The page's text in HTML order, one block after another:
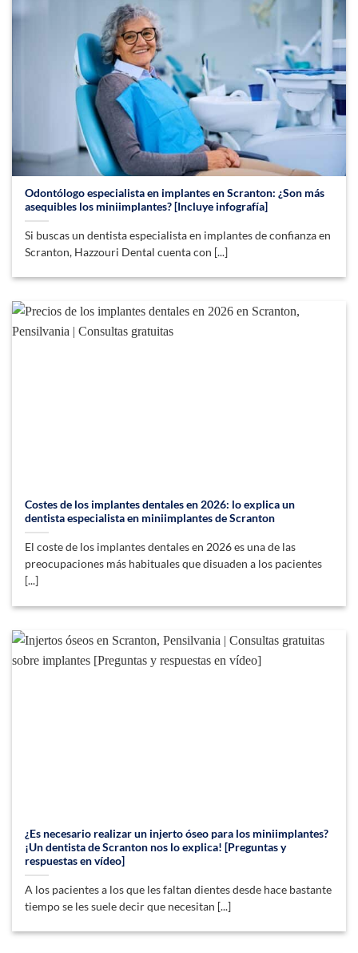
Odontólogo especialista en implantes en Scranton: ¿Son más
asequibles los miniimplantes? [Incluye infografía]
Si buscas un dentista especialista en implantes de confianza en
Scranton, Hazzouri Dental cuenta con [...]
Costes de los implantes dentales en 2026: lo explica un
dentista especialista en miniimplantes de Scranton
El coste de los implantes dentales en 2026 es una de las
preocupaciones más habituales que disuaden a los pacientes
[...]
¿Es necesario realizar un injerto óseo para los miniimplantes?
¡Un dentista de Scranton nos lo explica! [Preguntas y
respuestas en vídeo]
A los pacientes a los que les faltan dientes desde hace bastante
tiempo se les suele decir que necesitan [...]